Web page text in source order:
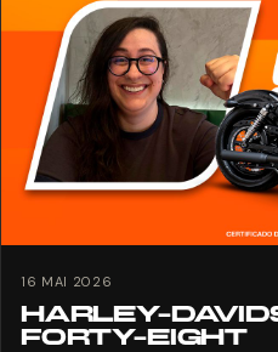
16 MAI 2026
HARLEY-
FORTY-EIGHT